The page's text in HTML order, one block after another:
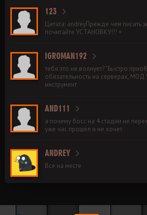
123
Цитата: andreyПрежде чем писать
почитайте УСТАНОВКУ!!! +
IGROMAN192
тебя это не волнует? "Быстро
обязательность на серверах,
инструмент
AND111
а почему босс на 4 стадии не
уже час прошёл и не хочет
ANDREY
Все на месте